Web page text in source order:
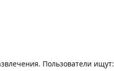
Пользователи ищут: